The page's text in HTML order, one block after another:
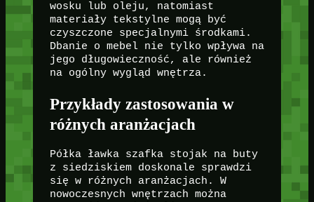
wosku lub oleju, natomiast
materiały tekstylne mogą być
czyszczone specjalnymi środkami.
Dbanie o mebel nie tylko wpływa na
jego długowieczność, ale również
na ogólny wygląd wnętrza.
Przykłady zastosowania w
różnych aranżacjach
Półka ławka szafka stojak na buty
z siedziskiem doskonale sprawdzi
się w różnych aranżacjach. W
nowoczesnych wnętrzach można